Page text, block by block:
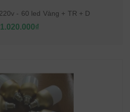
- 60 led Vàng + TR + D
1.020.000₫